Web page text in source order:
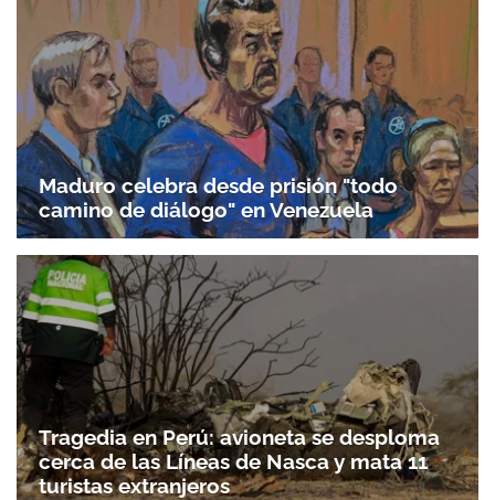
Maduro celebra desde prisión "todo
camino de diálogo" en Venezuela
Tragedia en Perú: avioneta se desploma
cerca de las Líneas de Nasca y mata 11
turistas extranjeros